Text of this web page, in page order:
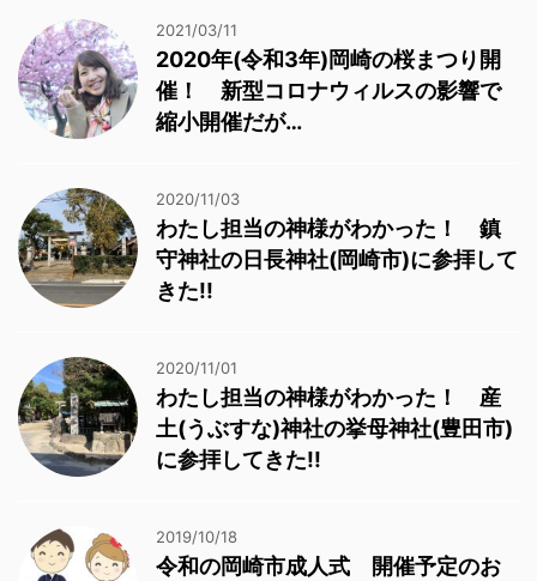
2021/03/11
2020年(令和3年)岡崎の桜まつり開
催！ 新型コロナウィルスの影響で
縮小開催だが…
2020/11/03
わたし担当の神様がわかった！ 鎮
守神社の日長神社(岡崎市)に参拝して
きた!!
2020/11/01
わたし担当の神様がわかった！ 産
土(うぶすな)神社の挙母神社(豊田市)
に参拝してきた!!
2019/10/18
令和の岡崎市成人式 開催予定のお